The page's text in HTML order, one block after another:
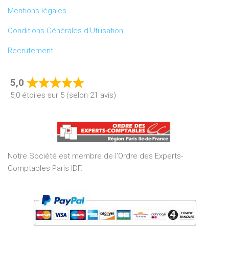
Mentions légales
Conditions Générales d’Utilisation
Recrutement
5,0
Rated
5,0
of
5
5,0 étoiles sur 5 (selon 21 avis)
Notre Société est membre de l’Ordre des Experts-
Comptables Paris IDF.